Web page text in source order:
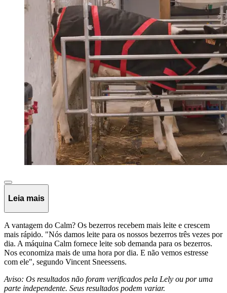
Leia mais
A vantagem do Calm? Os bezerros recebem mais leite e crescem
mais rápido. "Nós damos leite para os nossos bezerros três vezes por
dia. A máquina Calm fornece leite sob demanda para os bezerros.
Nos economiza mais de uma hora por dia. E não vemos estresse
com ele", segundo Vincent Sneessens.
Aviso: Os resultados não foram verificados pela Lely ou por uma
parte independente. Seus resultados podem variar.